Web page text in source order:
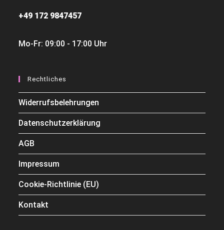
+49 172 9847457
Mo-Fr: 09:00 - 17:00 Uhr
Rechtliches
Widerrufsbelehrungen
Datenschutzerklärung
AGB
Impressum
Cookie-Richtlinie (EU)
Kontakt